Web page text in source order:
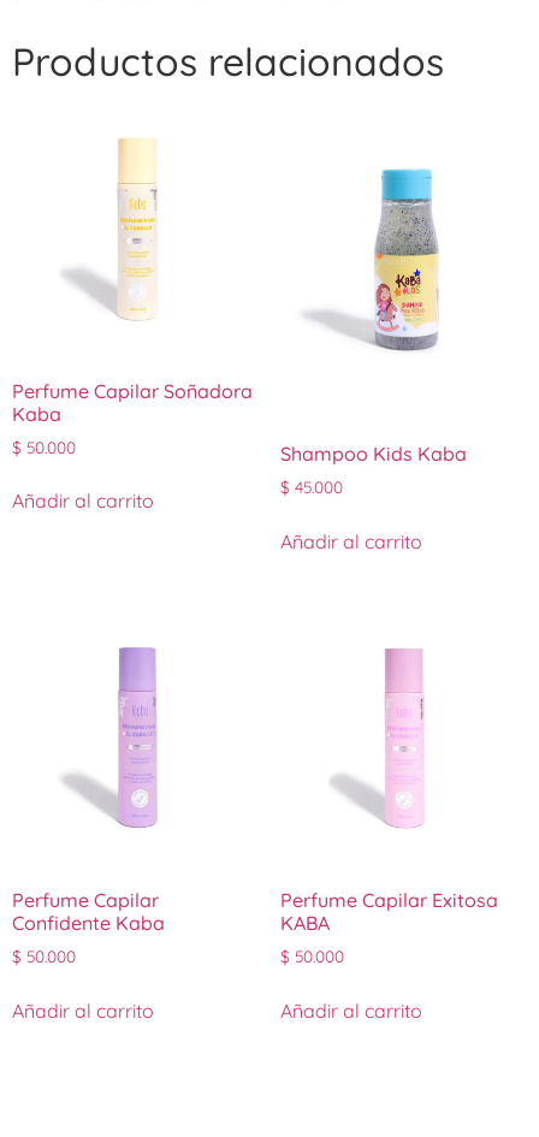
Productos relacionados
Perfume Capilar Soñadora
Kaba
$ 50.000
Añadir al carrito
Shampoo Kids Kaba
$ 45.000
Añadir al carrito
Perfume Capilar
Confidente Kaba
$ 50.000
Añadir al carrito
Perfume Capilar Exitosa
KABA
$ 50.000
Añadir al carrito